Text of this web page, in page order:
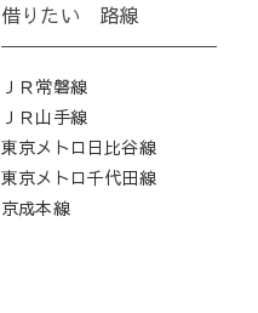
借りたい 路線
ＪＲ常磐線
ＪＲ山手線
東京メトロ日比谷線
東京メトロ千代田線
京成本線